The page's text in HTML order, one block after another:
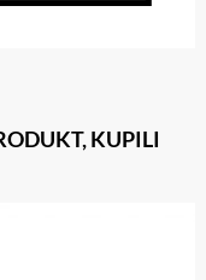
KUPILI